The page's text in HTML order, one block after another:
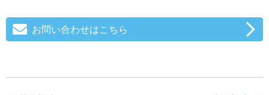
お問い合わせはこちら